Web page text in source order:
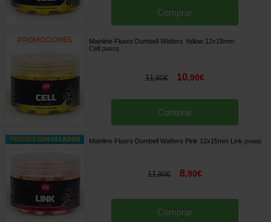
Comprar
Mainline Fluoro Dumbell Wafters Yellow 12x15mm
Cell [244370]
11,90€ 10,90€
Comprar
Mainline Fluoro Dumbell Wafters Pink 12x15mm Link [244369]
11,90€ 8,90€
Comprar